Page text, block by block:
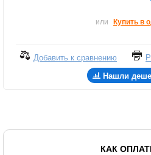
или Купить в
Добавить к сравнению
Нашли
КАК